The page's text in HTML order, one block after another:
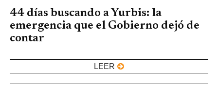
44 días buscando a Yurbis: la
emergencia que el Gobierno dejó de
contar
LEER